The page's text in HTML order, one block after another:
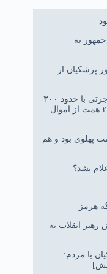
به
پزشکیان از
رسیدگی به پرونده کلاهبرداری یک شرکت مهاجرتی با حدود ۳۰۰
شاکی در دادسرای تهران | شناسایی و توقیف ۲ همت از اموال
پهلوی بود و هم
نشد؟
هرمز
انقلاب به
با مردم: